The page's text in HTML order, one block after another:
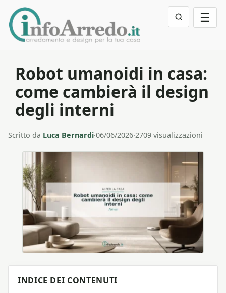
☰
Robot umanoidi in casa:
come cambierà il design
degli interni
Scritto da Luca Bernardi·06/06/2026·2709 visualizzazioni
INDICE DEI CONTENUTI